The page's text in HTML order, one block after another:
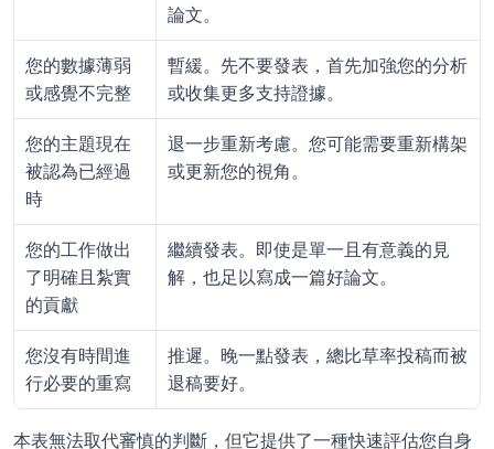
論文。
您的數據薄弱
或感覺不完整
暫緩。先不要發表，首先加強您的分析
或收集更多支持證據。
您的主題現在
被認為已經過
時
退一步重新考慮。您可能需要重新構架
或更新您的視角。
您的工作做出
了明確且紮實
的貢獻
繼續發表。即使是單一且有意義的見
解，也足以寫成一篇好論文。
您沒有時間進
行必要的重寫
推遲。晚一點發表，總比草率投稿而被
退稿要好。
本表無法取代審慎的判斷，但它提供了一種快速評估您自身